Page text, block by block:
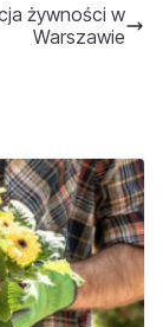
żywności w
Warszawie